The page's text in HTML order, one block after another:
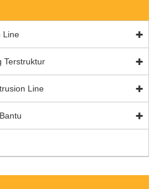
Line
Terstruktur
Line